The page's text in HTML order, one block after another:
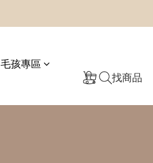
毛孩專區
找商品